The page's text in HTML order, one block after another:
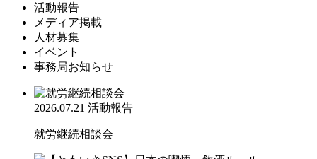
活動報告
メディア掲載
人材募集
イベント
事務局お知らせ
2026.07.21 活動報告
就労継続相談会